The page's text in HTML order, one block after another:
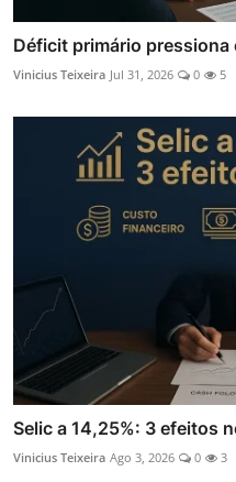
Déficit primário
Vinicius Teixeira Jul 31, 2026 0 5
Selic a 14,25%: 3 efeitos
Vinicius Teixeira Ago 3, 2026 0 3